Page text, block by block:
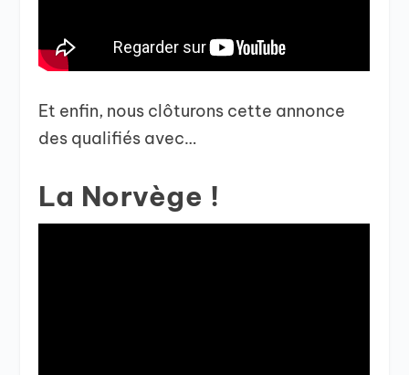
Et enfin, nous clôturons cette annonce
des qualifiés avec…
La Norvège !